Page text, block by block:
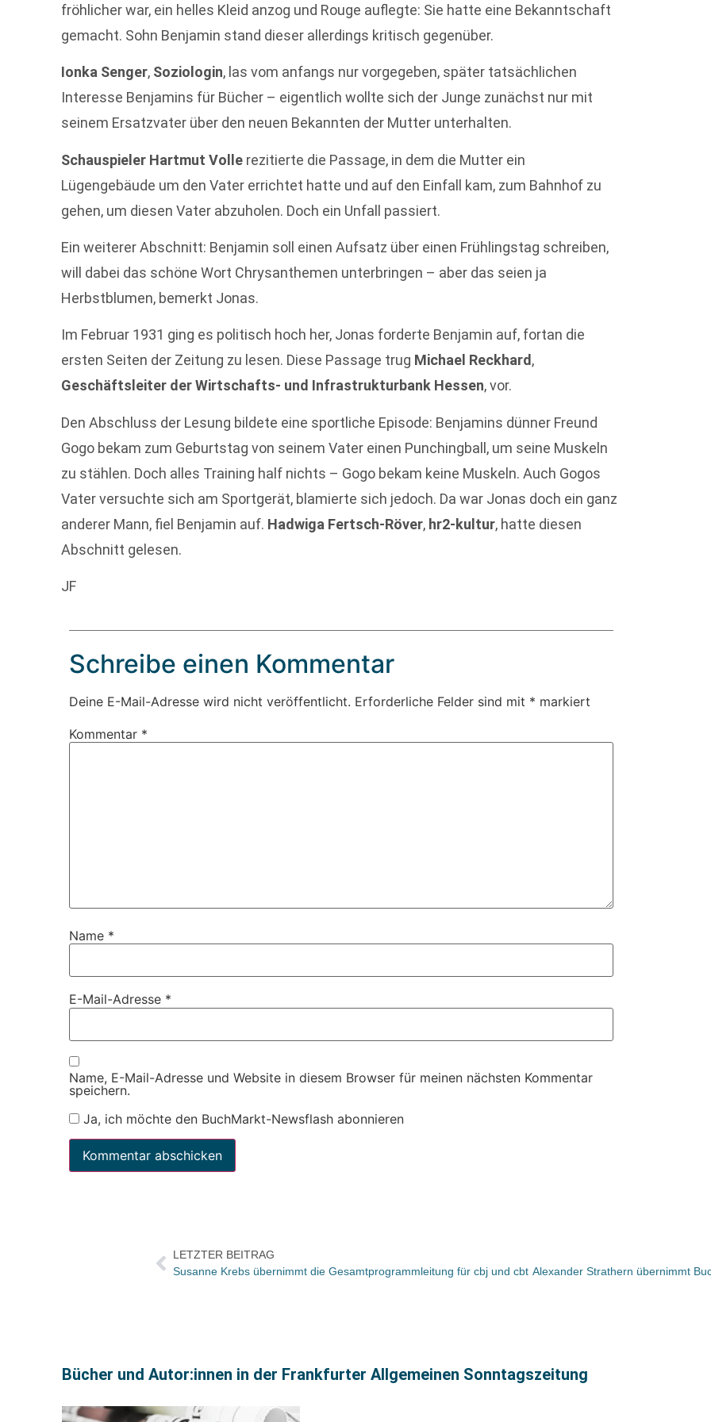
fröhlicher war, ein helles Kleid anzog und Rouge auflegte: Sie hatte eine Bekanntschaft
gemacht. Sohn Benjamin stand dieser allerdings kritisch gegenüber.
Ionka Senger, Soziologin, las vom anfangs nur vorgegeben, später tatsächlichen
Interesse Benjamins für Bücher – eigentlich wollte sich der Junge zunächst nur mit
seinem Ersatzvater über den neuen Bekannten der Mutter unterhalten.
Schauspieler Hartmut Volle rezitierte die Passage, in dem die Mutter ein
Lügengebäude um den Vater errichtet hatte und auf den Einfall kam, zum Bahnhof zu
gehen, um diesen Vater abzuholen. Doch ein Unfall passiert.
Ein weiterer Abschnitt: Benjamin soll einen Aufsatz über einen Frühlingstag schreiben,
will dabei das schöne Wort Chrysanthemen unterbringen – aber das seien ja
Herbstblumen, bemerkt Jonas.
Im Februar 1931 ging es politisch hoch her, Jonas forderte Benjamin auf, fortan die
ersten Seiten der Zeitung zu lesen. Diese Passage trug Michael Reckhard,
Geschäftsleiter der Wirtschafts- und Infrastrukturbank Hessen, vor.
Den Abschluss der Lesung bildete eine sportliche Episode: Benjamins dünner Freund
Gogo bekam zum Geburtstag von seinem Vater einen Punchingball, um seine Muskeln
zu stählen. Doch alles Training half nichts – Gogo bekam keine Muskeln. Auch Gogos
Vater versuchte sich am Sportgerät, blamierte sich jedoch. Da war Jonas doch ein ganz
anderer Mann, fiel Benjamin auf. Hadwiga Fertsch-Röver, hr2-kultur, hatte diesen
Abschnitt gelesen.
JF
Schreibe einen Kommentar
Deine E-Mail-Adresse wird nicht veröffentlicht. Erforderliche Felder sind mit * markiert
Kommentar *
Name *
E-Mail-Adresse *
Name, E-Mail-Adresse und Website in diesem Browser für meinen nächsten Kommentar
speichern.
Ja, ich möchte den BuchMarkt-Newsflash abonnieren
LETZTER BEITRAG
Susanne Krebs übernimmt die Gesamtprogrammleitung für cbj und cbt
Bücher und Autor:innen in der Frankfurter Allgemeinen Sonntagszeitung